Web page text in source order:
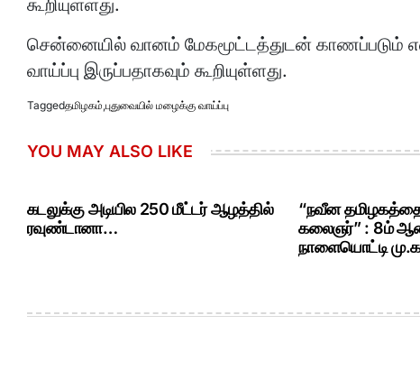
கூறியுள்ளது.
சென்னையில் வானம் மேகமூட்டத்துடன் காணப்படும்
வாய்ப்பு இருப்பதாகவும் கூறியுள்ளது.
Taggedதமிழகம்,புதுவையில் மழைக்கு வாய்ப்பு
YOU MAY ALSO LIKE
கடலுக்கு அடியில 250 மீட்டர் ஆழத்தில்
ரவுண்டானா…
“நவீன தமிழகத்தை
கலைஞர்” : 8ம்
நாளையொட்டி